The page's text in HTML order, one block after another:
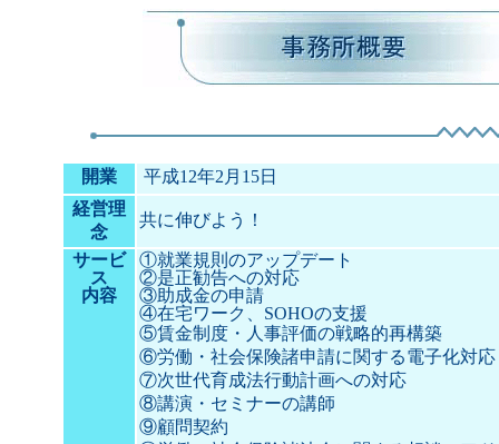
開業
平成12年2月15日
経営理
念
共に伸びよう！
サービ
ス
内容
①就業規則のアップデート
②是正勧告への対応
③助成金の申請
④在宅ワーク、SOHOの支援
⑤賃金制度・人事評価の戦略的再構築
⑥労働・社会保険諸申請に関する電子化対応
⑦次世代育成法行動計画への対応
⑧講演・セミナーの講師
⑨顧問契約